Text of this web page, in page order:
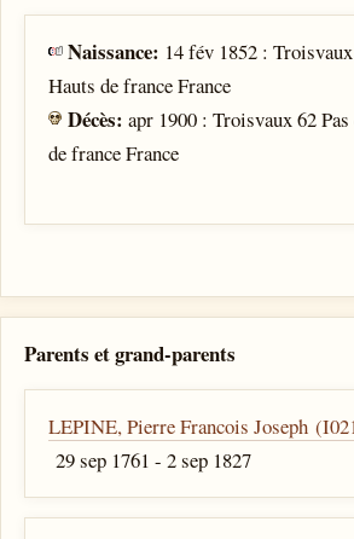
Naissance: 14 fév 1852 :
Hauts de france France
Décès:apr 1900 : Troisvaux 62
de france France
Parents et grand-parents
LEPINE, Pierre Francois Joseph
29 sep 1761 - 2 sep 1827